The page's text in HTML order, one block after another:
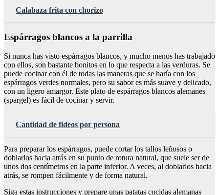
Calabaza frita con chorizo
Espárragos blancos a la parrilla
Si nunca has visto espárragos blancos, y mucho menos has trabajado
con ellos, son bastante bonitos en lo que respecta a las verduras. Se
puede cocinar con él de todas las maneras que se haría con los
espárragos verdes normales, pero su sabor es más suave y delicado,
con un ligero amargor. Este plato de espárragos blancos alemanes
(spargel) es fácil de cocinar y servir.
Cantidad de fideos por persona
Para preparar los espárragos, puede cortar los tallos leñosos o
doblarlos hacia atrás en su punto de rotura natural, que suele ser de
unos dos centímetros en la parte inferior. A veces, al doblarlos hacia
atrás, se rompen fácilmente y de forma natural.
Siga estas instrucciones y prepare unas patatas cocidas alemanas